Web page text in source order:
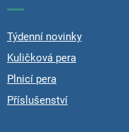
Týdenní novinky
Kuličková pera
Plnicí pera
Příslušenství